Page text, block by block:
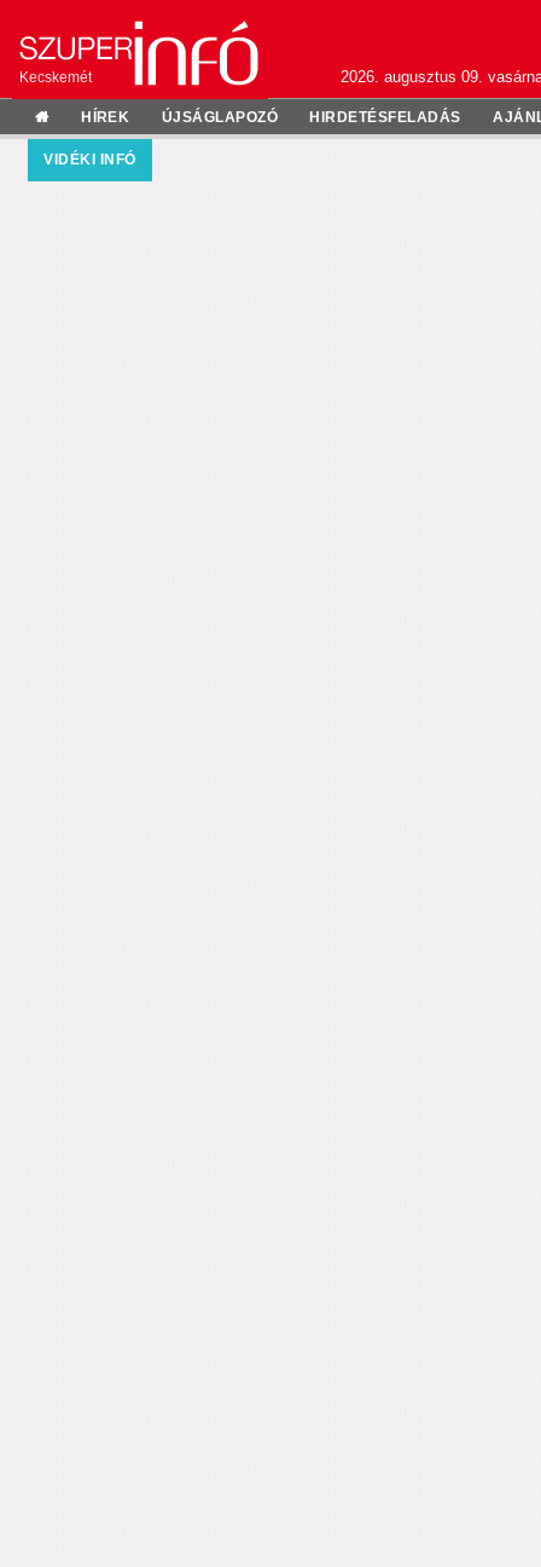
Kecskemét 2026. augusztus 09.
HÍREK ÚJSÁGLAPOZÓ HIRDETÉSFELADÁS
VIDÉKI INFÓ